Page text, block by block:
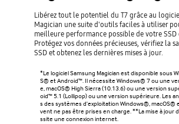
Libérez tout le potentiel du T7 grâce au
Magician une suite d'outils faciles à utiliser
meilleure performance possible de votre SSD
Protégez vos données précieuses, vérifiez la
SSD et obtenez les dernières mises à jour.
*Le logiciel Samsung Magician est disponible sous
S® et Android™. Il nécessite Windows® 7 ou une
e, macOS® High Sierra (10.13.6) ou une version
oid™ 5.1 (Lollipop) ou une version supérieure. Les
s des systèmes d'exploitation Windows®, macOS®
vent ne pas être prises en charge. **La mise à jour
ssite une connexion internet.